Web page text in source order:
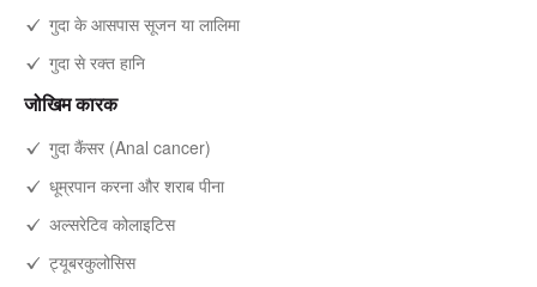
गुदा के आसपास सूजन या लालिमा
गुदा से रक्त हानि
जोखिम कारक
गुदा कैंसर (Anal cancer)
धूम्रपान करना और शराब पीना
अल्सरेटिव कोलाइटिस
ट्यूबरकुलोसिस